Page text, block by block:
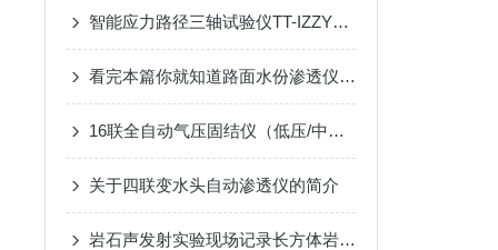
智能应力路径三轴试验仪TT-IZZY1-苏州拓测仪器设备有限公司
看完本篇你就知道路面水份渗透仪的试验步骤了
16联全自动气压固结仪（低压/中压/高压）TT-APC16
关于四联变水头自动渗透仪的简介
岩石声发射实验现场记录长方体岩石加压损伤信号实验